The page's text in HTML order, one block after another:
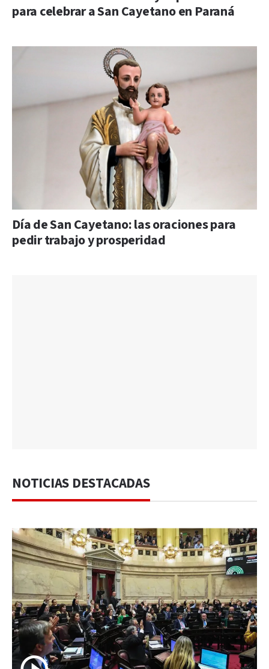
para celebrar a San Cayetano en Paraná
Día de San Cayetano: las oraciones para
pedir trabajo y prosperidad
NOTICIAS DESTACADAS